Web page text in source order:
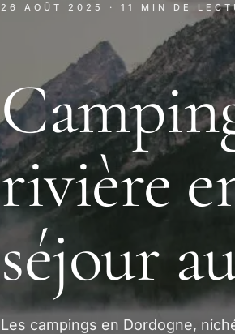
26 AOÛT 2025 · 11 MIN DE
rivière
séjour
Les campings en Dordogne,